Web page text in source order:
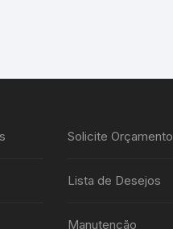
Solicite Orçamento
Lista de Desejos
Manutenção